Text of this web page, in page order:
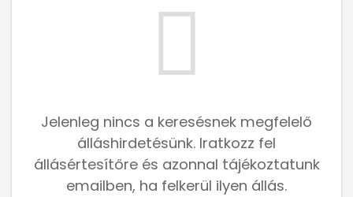
Jelenleg nincs a keresésnek megfelelő
álláshirdetésünk. Iratkozz fel
állásértesítőre és azonnal tájékoztatunk
emailben, ha felkerül ilyen állás.